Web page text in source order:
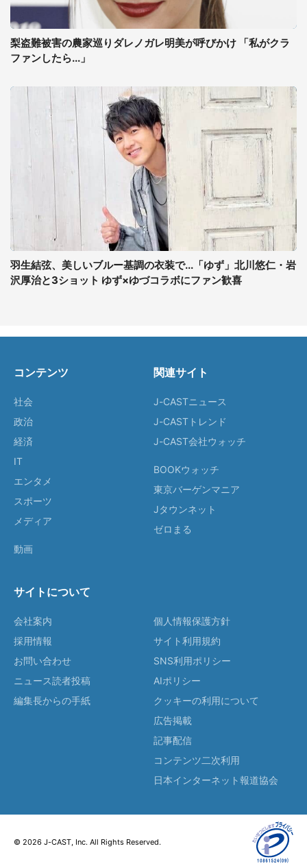
梨盗難被害の農家巡りダレノガレ明美が呼びかけ 「私がクラ
ファンしたら...」
羽生結弦、美しいブルー基調の衣装で...「ゆず」北川悠仁・岩
沢厚治と3ショット ゆず×ゆづコラボにファン歓喜
コンテンツ
社会
政治
経済
IT
エンタメ
スポーツ
メディア
動画
関連サイト
J-CASTニュース
J-CASTトレンド
J-CAST会社ウォッチ
BOOKウォッチ
東京バーゲンマニア
Jタウンネット
ゼロまる
サイトについて
会社案内
採用情報
お問い合わせ
ニュース読者投稿
編集長からの手紙
個人情報保護方針
サイト利用規約
SNS利用ポリシー
AIポリシー
クッキーの利用について
広告掲載
記事配信
コンテンツ二次利用
日本インターネット報道協会
© 2026 J-CAST, Inc. All Rights Reserved.